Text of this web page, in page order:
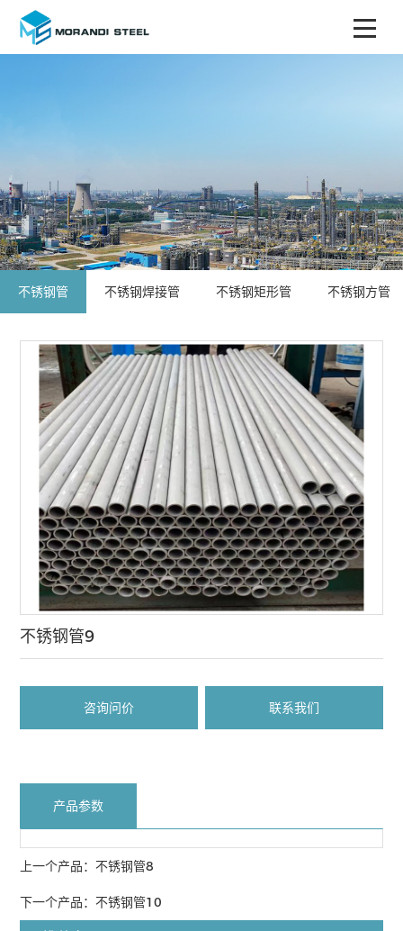
不锈钢管 不锈钢焊接管 不锈钢矩形管 不锈钢方管
不锈钢管9
咨询问价 联系我们
产品参数
上一个产品：不锈钢管8
下一个产品：不锈钢管10